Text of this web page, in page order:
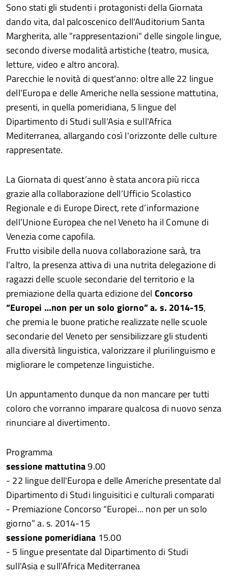
Sono stati gli studenti i protagonisti della Giornata
dando vita, dal palcoscenico dell'Auditorium Santa
Margherita, alle "rappresentazioni" delle singole lingue,
secondo diverse modalità artistiche (teatro, musica,
letture, video e altro ancora).
Parecchie le novità di quest'anno: oltre alle 22 lingue
dell'Europa e delle Americhe nella sessione mattutina,
presenti, in quella pomeridiana, 5 lingue del
Dipartimento di Studi sull'Asia e sull'Africa
Mediterranea, allargando così l'orizzonte delle culture
rappresentate.
La Giornata di quest’anno è stata ancora più ricca
grazie alla collaborazione dell’Ufficio Scolastico
Regionale e di Europe Direct, rete d’informazione
dell’Unione Europea che nel Veneto ha il Comune di
Venezia come capofila.
Frutto visibile della nuova collaborazione sarà, tra
l’altro, la presenza attiva di una nutrita delegazione di
ragazzi delle scuole secondarie del territorio e la
premiazione della quarta edizione del Concorso
“Europei …non per un solo giorno” a. s. 2014-15,
che premia le buone pratiche realizzate nelle scuole
secondarie del Veneto per sensibilizzare gli studenti
alla diversità linguistica, valorizzare il plurilinguismo e
migliorare le competenze linguistiche.
Un appuntamento dunque da non mancare per tutti
coloro che vorranno imparare qualcosa di nuovo senza
rinunciare al divertimento.
Programma
sessione mattutina9.00
- 22 lingue dell'Europa e delle Americhe presentate dal
Dipartimento di Studi linguisitici e culturali comparati
- Premiazione Concorso “Europei... non per un solo
giorno” a. s. 2014-15
sessione pomeridiana 15.00
- 5 lingue presentate dal Dipartimento di Studi
sull'Asia e sull'Africa Mediterranea